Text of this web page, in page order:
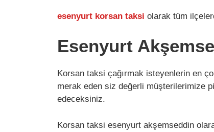
esenyurt korsan taksi olarak tüm
Esenyurt
Korsan taksi çağırmak isteyenlerin en
merak eden siz değerli müşterilerimize
edeceksiniz.
Korsan taksi esenyurt akşemseddin